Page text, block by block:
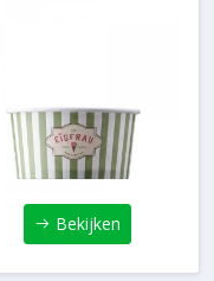
Bekijken